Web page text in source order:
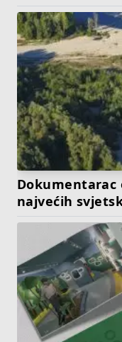
Dokumentarac
najvećih